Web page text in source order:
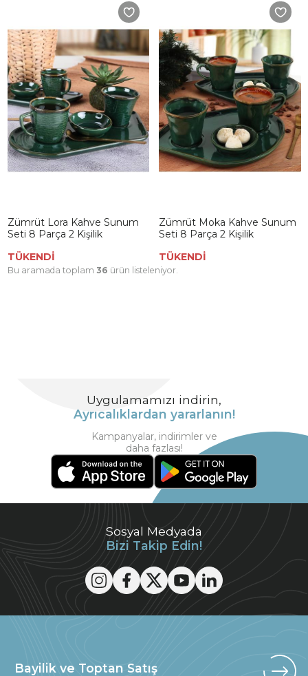
Zümrüt Lora Kahve Sunum
Seti 8 Parça 2 Kişilik
TÜKENDİ
Zümrüt Moka Kahve Sunum
Seti 8 Parça 2 Kişilik
TÜKENDİ
Bu aramada toplam 36 ürün listeleniyor.
Sosyal Medyada
Bizi Takip Edin!
Uygulamamızı indirin,
Ayrıcalıklardan yararlanın!
Kampanyalar, indirimler ve
daha fazlası!
Bayilik ve Toptan Satış